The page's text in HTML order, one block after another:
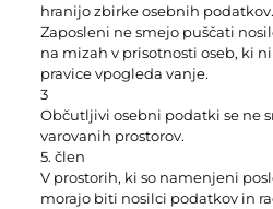
hranijo zbirke osebnih podatkov.
Zaposleni ne smejo puščati
na mizah v prisotnosti oseb, ki
pravice vpogleda vanje.
3
Občutljivi osebni podatki se ne
varovanih prostorov.
5. člen
V prostorih, ki so namenjeni
morajo biti nosilci podatkov in